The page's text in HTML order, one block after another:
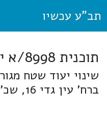
תב"ע עכשיו
תוכנית 8998/א ירושלים
ברח' עין גדי 16, שכ' תלפיות